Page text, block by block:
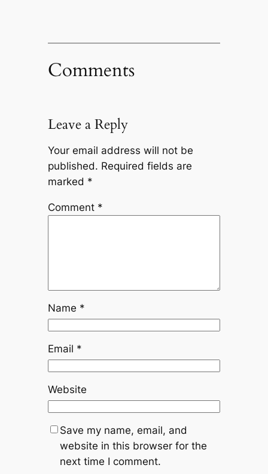
Comments
Leave a Reply
Your email address will not be
published. Required fields are
marked *
Comment *
Name *
Email *
Website
Save my name, email, and
website in this browser for the
next time I comment.